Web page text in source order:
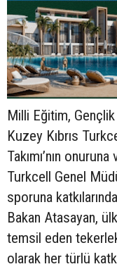
Milli Eğitim,
Kuzey Kıbrıs
Takımı’nın
Turkcell Genel
sporuna
Bakan Atasayan,
temsil eden
olarak her türlü